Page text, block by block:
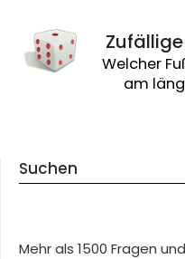
Zufällige
Welcher
am
Suchen
Mehr als 1500 Fragen